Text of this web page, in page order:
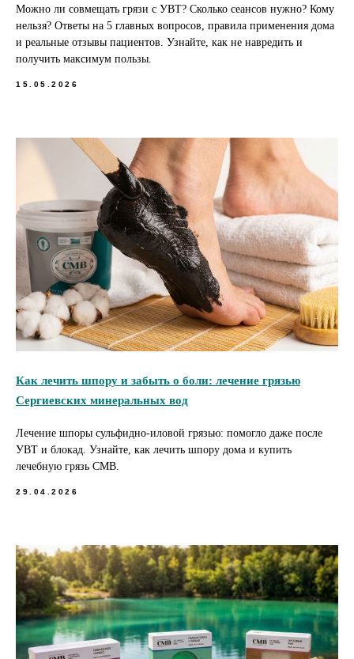
Можно ли совмещать грязи с УВТ? Сколько сеансов нужно? Кому
нельзя? Ответы на 5 главных вопросов, правила применения дома
и реальные отзывы пациентов. Узнайте, как не навредить и
получить максимум пользы.
15.05.2026
Как лечить шпору и забыть о боли: лечение грязью
Сергиевских минеральных вод
Лечение шпоры сульфидно-иловой грязью: помогло даже после
УВТ и блокад. Узнайте, как лечить шпору дома и купить
лечебную грязь СМВ.
29.04.2026